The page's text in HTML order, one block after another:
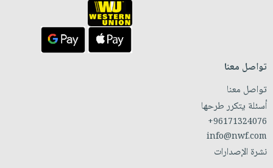
تواصل معنا
تواصل معنا
أسئلة يتكرر طرحها
+96171324076
info@nwf.com
نشرة الإصدارات